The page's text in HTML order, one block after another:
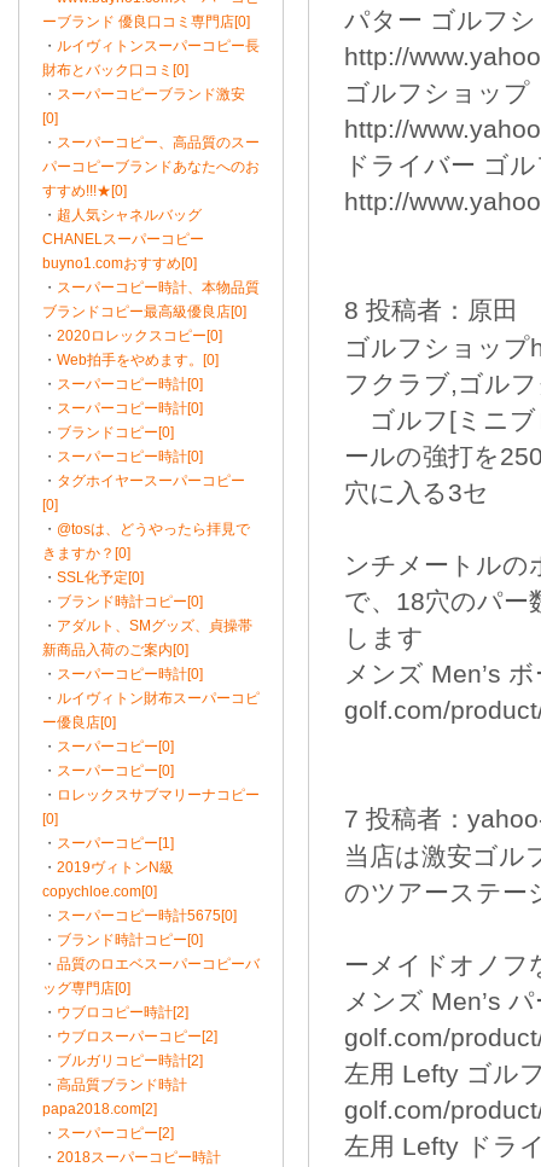
ーブランド 優良口コミ専門店[0]
・ ルイヴィトンスーパーコピー長
財布とバック口コミ[0]
・ スーパーコピーブランド激安
[0]
・ スーパーコピー、高品質のスー
パーコピーブランドあなたへのお
すすめ!!!★[0]
・ 超人気シャネルバッグ
CHANELスーパーコピー
buyno1.comおすすめ[0]
・ スーパーコピー時計、本物品質
ブランドコピー最高級優良店[0]
・ 2020ロレックスコピー[0]
・ Web拍手をやめます。[0]
・ スーパーコピー時計[0]
・ スーパーコピー時計[0]
・ ブランドコピー[0]
・ スーパーコピー時計[0]
・ タグホイヤースーパーコピー
[0]
・ @tosは、どうやったら拝見で
きますか？[0]
・ SSL化予定[0]
・ ブランド時計コピー[0]
・ アダルト、SMグッズ、貞操帯
新商品入荷のご案内[0]
・ スーパーコピー時計[0]
・ ルイヴィトン財布スーパーコピ
ー優良店[0]
・ スーパーコピー[0]
・ スーパーコピー[0]
・ ロレックスサブマリーナコピー
[0]
・ スーパーコピー[1]
・ 2019ヴィトンN級
copychloe.com[0]
・ スーパーコピー時計5675[0]
・ ブランド時計コピー[0]
・ 品質のロエベスーパーコピーバ
ッグ専門店[0]
・ ウブロコピー時計[2]
・ ウブロスーパーコピー[2]
・ ブルガリコピー時計[2]
・ 高品質ブランド時計
papa2018.com[2]
・ スーパーコピー[2]
・ 2018スーパーコピー時計
パター ゴルフ
http://
ゴルフショップ
http://
ドライバー ゴ
http://
8 投稿者：原
ゴルフショップ
フクラブ,ゴル
ゴルフ[ミニブ
ールの強打を
穴に入る3セ
ンチメートルの
で、18穴のパー
します
メンズ Men’s
golf.com/
7 投稿者：
当店は激安ゴル
のツアーステー
ーメイドオノフ
メンズ Men’s
golf.com/
左用 Lefty ゴル
golf.com/
左用 Lefty ドラ